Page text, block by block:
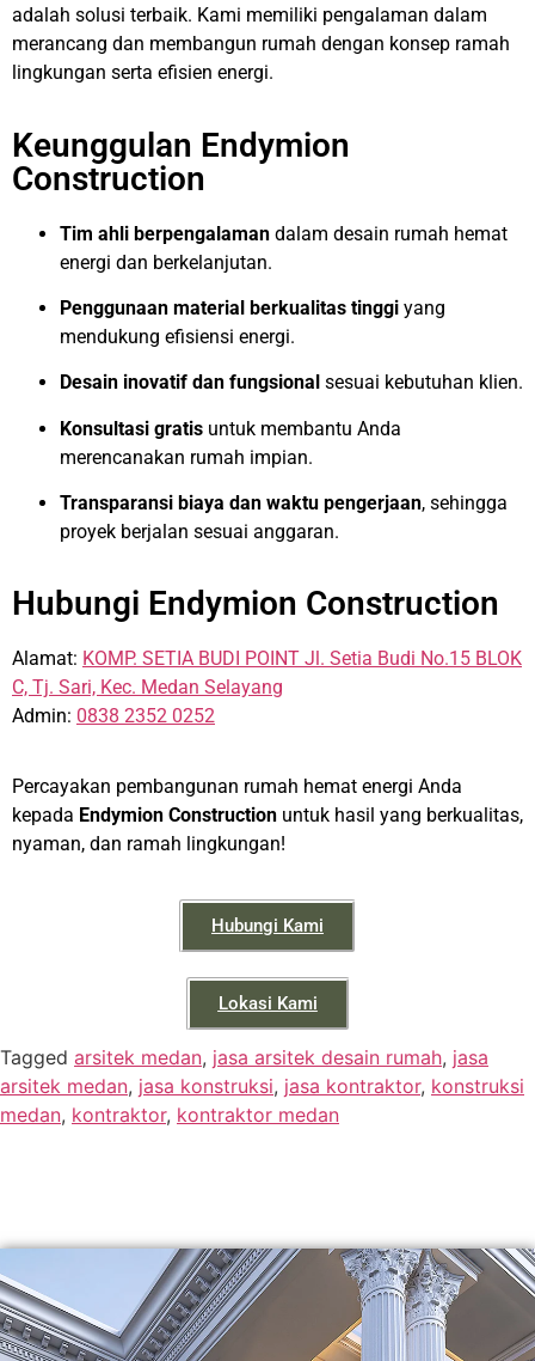
adalah solusi terbaik. Kami memiliki pengalaman dalam
merancang dan membangun rumah dengan konsep ramah
lingkungan serta efisien energi.
Keunggulan Endymion
Construction
Tim ahli berpengalaman dalam desain rumah hemat
energi dan berkelanjutan.
Penggunaan material berkualitas tinggi yang
mendukung efisiensi energi.
Desain inovatif dan fungsional sesuai kebutuhan klien.
Konsultasi gratis untuk membantu Anda
merencanakan rumah impian.
Transparansi biaya dan waktu pengerjaan, sehingga
proyek berjalan sesuai anggaran.
Hubungi Endymion Construction
Alamat: KOMP. SETIA BUDI POINT Jl. Setia Budi No.15 BLOK
C, Tj. Sari, Kec. Medan Selayang
Admin: 0838 2352 0252
Percayakan pembangunan rumah hemat energi Anda
kepada Endymion Construction untuk hasil yang berkualitas,
nyaman, dan ramah lingkungan!
Hubungi Kami
Lokasi Kami
Tagged arsitek medan, jasa arsitek desain rumah, jasa
arsitek medan, jasa konstruksi, jasa kontraktor, konstruksi
medan, kontraktor, kontraktor medan